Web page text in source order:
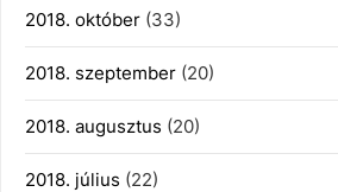
2018. október (33)
2018. szeptember (20)
2018. augusztus (20)
2018. július (22)